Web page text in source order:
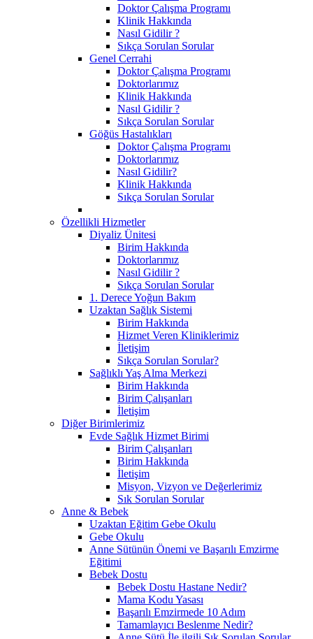
Doktor Çalışma Programı
Klinik Hakkında
Nasıl Gidilir ?
Sıkça Sorulan Sorular
Genel Cerrahi
Doktor Çalışma Programı
Doktorlarımız
Klinik Hakkında
Nasıl Gidilir ?
Sıkça Sorulan Sorular
Göğüs Hastalıkları
Doktor Çalışma Programı
Doktorlarımız
Nasıl Gidilir?
Klinik Hakkında
Sıkça Sorulan Sorular
Özellikli Hizmetler
Diyaliz Ünitesi
Birim Hakkında
Doktorlarımız
Nasıl Gidilir ?
Sıkça Sorulan Sorular
1. Derece Yoğun Bakım
Uzaktan Sağlık Sistemi
Birim Hakkında
Hizmet Veren Kliniklerimiz
İletişim
Sıkça Sorulan Sorular?
Sağlıklı Yaş Alma Merkezi
Birim Hakkında
Birim Çalışanları
İletişim
Diğer Birimlerimiz
Evde Sağlık Hizmet Birimi
Birim Çalışanları
Birim Hakkında
İletişim
Misyon, Vizyon ve Değerlerimiz
Sık Sorulan Sorular
Anne & Bebek
Uzaktan Eğitim Gebe Okulu
Gebe Okulu
Anne Sütünün Önemi ve Başarılı Emzirme
Eğitimi
Bebek Dostu
Bebek Dostu Hastane Nedir?
Mama Kodu Yasası
Başarılı Emzirmede 10 Adım
Tamamlayıcı Beslenme Nedir?